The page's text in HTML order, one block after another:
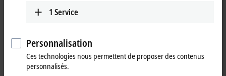
Feb 24, 2023
1 Service
Personnalisation
Ces technologies nous permettent de proposer des contenus
personnalisés.